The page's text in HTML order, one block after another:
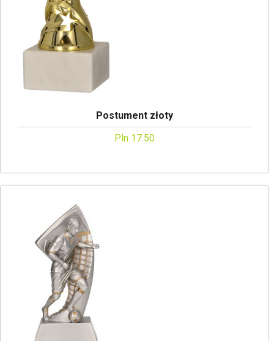
Postument złoty
Pln 17.50